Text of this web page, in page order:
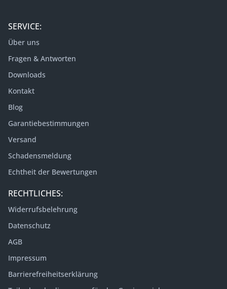
SERVICE:
Über uns
Fragen & Antworten
Downloads
Kontakt
Blog
Garantiebestimmungen
Versand
Schadensmeldung
Echtheit der Bewertungen
RECHTLICHES:
Widerrufsbelehrung
Datenschutz
AGB
Impressum
Barrierefreiheitserklärung